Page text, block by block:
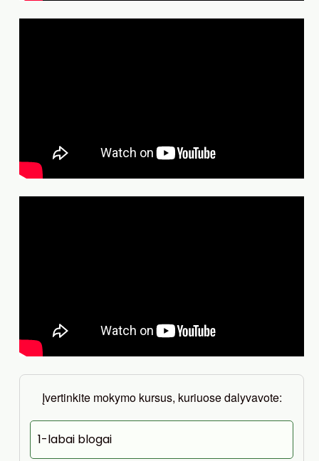
Įvertinkite mokymo kursus, kuriuose dalyvavote:
1-labai blogai